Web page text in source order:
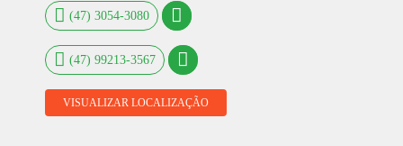
(47) 3054-3080
(47) 99213-3567
VISUALIZAR LOCALIZAÇÃO